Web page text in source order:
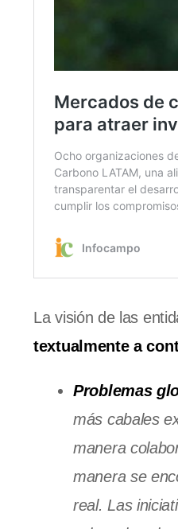
La visión de las
textualmente a
Problemas
más cabales
manera
manera se
real. Las